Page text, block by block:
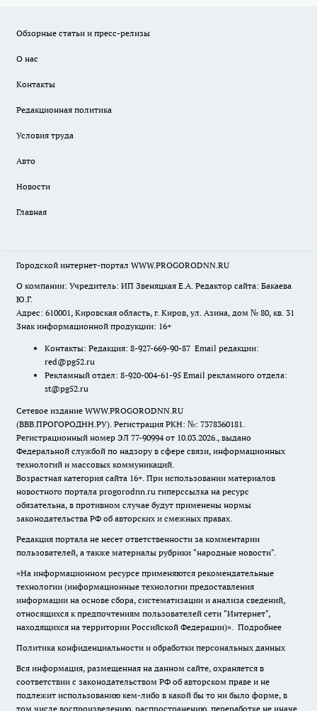
Обзорные статьи и пресс-релизы
О нас
Контакты
Редакционная политика
Условия труда
Авто
Новости
Главная
Городской интернет-портал WWW.PROGORODNN.RU
О компании: Учредитель: ИП Звеняцкая Е.А. Редактор сайта: Бакаева
Ю.Г.
Адрес: 610001, Кировская область, г. Киров, ул. Азина, дом № 80, кв. 31
Знак информационной продукции: 16+
Контакты: Редакция: 8-927-669-90-87 Email редакции:
red@pg52.ru
Рекламный отдел: 8-920-004-61-95 Email рекламного отдела:
st@pg52.ru
Сетевое издание WWW.PROGORODNN.RU
(ВВВ.ПРОГОРОДНН.РУ). Регистрация РКН: №: 7378360181.
Регистрационный номер ЭЛ 77-90994 от 10.03.2026., выдано
Федеральной службой по надзору в сфере связи, информационных
технологий и массовых коммуникаций.
Возрастная категория сайта 16+. При использовании материалов
новостного портала progorodnn.ru гиперссылка на ресурс
обязательна, в противном случае будут применены нормы
законодательства РФ об авторских и смежных правах.
Редакция портала не несет ответственности за комментарии
пользователей, а также материалы рубрики "народные новости".
«На информационном ресурсе применяются рекомендательные
технологии (информационные технологии предоставления
информации на основе сбора, систематизации и анализа сведений,
относящихся к предпочтениям пользователей сети "Интернет",
находящихся на территории Российской Федерации)». Подробнее
Политика конфиденциальности и обработки персональных данных
Вся информация, размещенная на данном сайте, охраняется в
соответствии с законодательством РФ об авторском праве и не
подлежит использованию кем-либо в какой бы то ни было форме, в
том числе воспроизведению, распространению, переработке не иначе